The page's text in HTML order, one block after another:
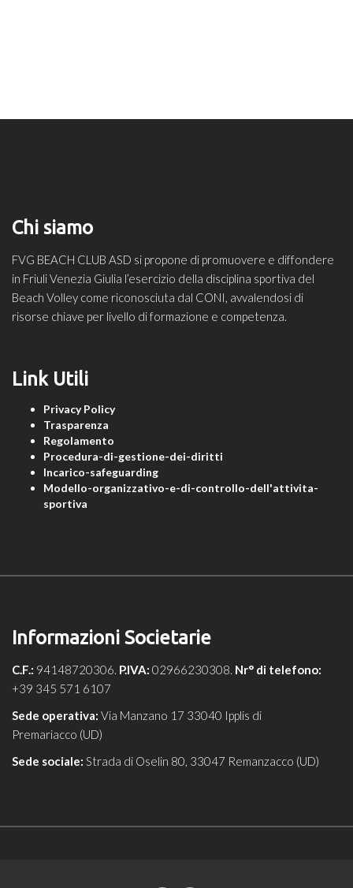
Chi siamo
FVG BEACH CLUB ASD si propone di promuovere e diffondere
in Friuli Venezia Giulia l’esercizio della disciplina sportiva del
Beach Volley come riconosciuta dal CONI, avvalendosi di
risorse chiave per livello di formazione e competenza.
Link Utili
Privacy Policy
Trasparenza
Regolamento
Procedura-di-gestione-dei-diritti
Incarico-safeguarding
Modello-organizzativo-e-di-controllo-dell'attivita-
sportiva
Informazioni Societarie
C.F.: 94148720306. P.IVA: 02966230308. Nr° di telefono:
+39 345 571 6107
Sede operativa: Via Manzano 17 33040 Ipplis di
Premariacco (UD)
Sede sociale: Strada di Oselin 80, 33047 Remanzacco (UD)